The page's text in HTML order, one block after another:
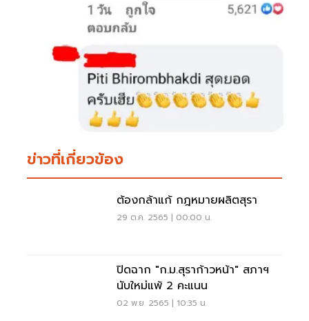
ข่าวที่เกี่ยวข้อง
ต้องกล้าแก้ กฎหมายผลิตสุรา
29 ต.ค. 2565 | 00:00 น.
ปิดฉาก "ก.ม.สุราก้าวหน้า" สภาฯ
นับใหม่แพ้ 2 คะแนน
02 พ.ย. 2565 | 10:35 น.